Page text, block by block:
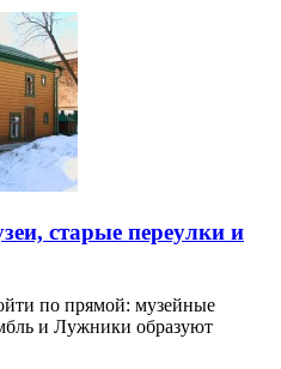
старые переулки и
по прямой: музейные
и Лужники образуют